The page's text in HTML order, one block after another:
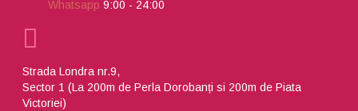
Whatsapp 9:00 - 24:00
Strada Londra nr.9,
Sector 1 (La 200m de Perla Dorobanți si 200m de Piata
Victoriei)